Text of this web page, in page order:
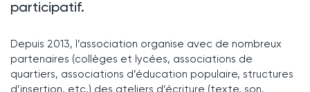
participatif.
Depuis 2013, l’association organise avec de nombreux
partenaires (collèges et lycées, associations de
quartiers, associations d’éducation populaire, structures
d’insertion, etc.) des ateliers d’écriture (texte, son,